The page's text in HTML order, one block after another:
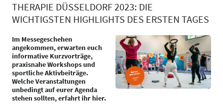
THERAPIE DÜSSELDORF 2023: DIE
WICHTIGSTEN HIGHLIGHTS DES ERSTEN TAGES
Im Messegeschehen
angekommen, erwarten euch
informative Kurzvorträge,
praxisnahe Workshops und
sportliche Aktivbeiträge.
Welche Veranstaltungen
unbedingt auf eurer Agenda
stehen sollten, erfahrt ihr hier.